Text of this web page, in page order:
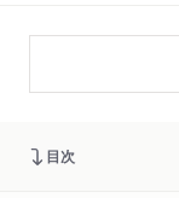
目次